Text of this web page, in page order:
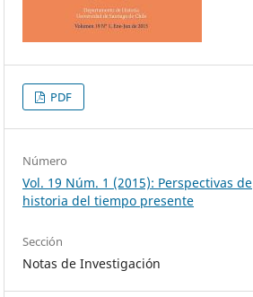
PDF
Número
Vol. 19 Núm. 1 (2015): Perspectivas de
historia del tiempo presente
Sección
Notas de Investigación